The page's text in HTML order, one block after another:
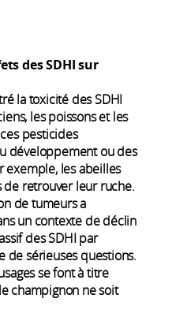
des SDHI sur
la toxicité des SDHI
les poissons et les
pesticides
développement ou des
exemple, les abeilles
retrouver leur ruche.
de tumeurs a
un contexte de déclin
des SDHI par
de sérieuses questions.
se font à titre
champignon ne soit